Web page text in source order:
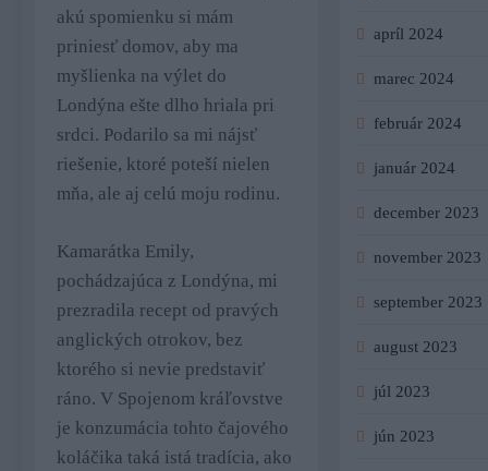
akú spomienku si mám
priniesť domov, aby ma
myšlienka na výlet do
Londýna ešte dlho hriala pri
srdci. Podarilo sa mi nájsť
riešenie, ktoré poteší nielen
mňa, ale aj celú moju rodinu.
Kamarátka Emily,
pochádzajúca z Londýna, mi
prezradila recept od pravých
anglických otrokov, bez
ktorého si nevie predstaviť
ráno. V Spojenom kráľovstve
je konzumácia tohto čajového
koláčika taká istá tradícia, ako
apríl 2024
marec 2024
február 2024
január 2024
december 2023
november 2023
september 2023
august 2023
júl 2023
jún 2023